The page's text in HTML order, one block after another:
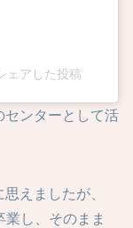
ェアした投稿
センターとして活
えましたが、
し、そのまま